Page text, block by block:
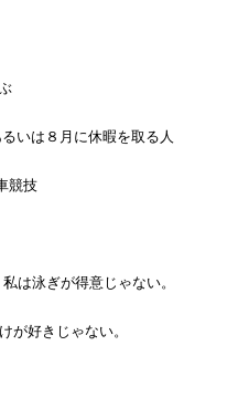
いは８月に休暇を取る人
競技
は泳ぎが得意じゃない。
が好きじゃない。